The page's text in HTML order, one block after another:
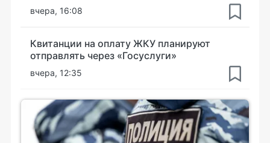
вчера, 16:08
Квитанции на оплату ЖКУ планируют
отправлять через «Госуслуги»
вчера, 12:35